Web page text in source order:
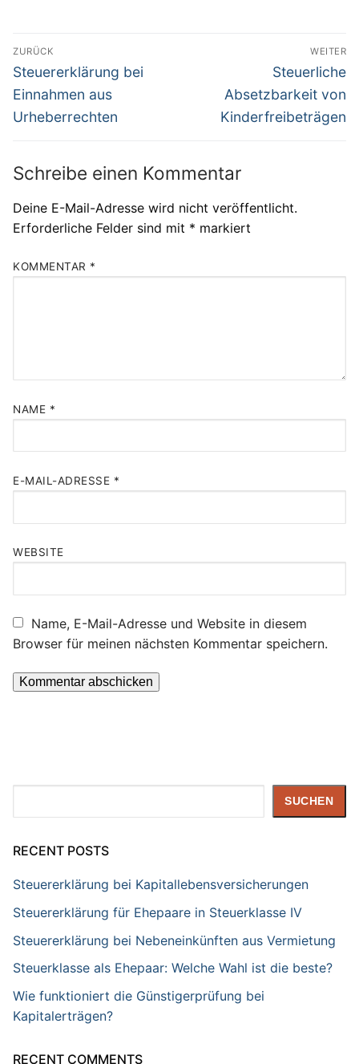
Beitragsnavigation
ZURÜCK
Vorheriger
Beitrag:
Steuererklärung bei
Einnahmen aus
Urheberrechten
WEITER
Nächster
Beitrag:
Steuerliche
Absetzbarkeit von
Kinderfreibeträgen
Schreibe einen Kommentar
Deine E-Mail-Adresse wird nicht veröffentlicht.
Erforderliche Felder sind mit * markiert
KOMMENTAR *
NAME *
E-MAIL-ADRESSE *
WEBSITE
Name, E-Mail-Adresse und Website in diesem
Browser für meinen nächsten Kommentar speichern.
SUCHEN
RECENT POSTS
Steuererklärung bei Kapitallebensversicherungen
Steuererklärung für Ehepaare in Steuerklasse IV
Steuererklärung bei Nebeneinkünften aus Vermietung
Steuerklasse als Ehepaar: Welche Wahl ist die beste?
Wie funktioniert die Günstigerprüfung bei
Kapitalerträgen?
RECENT COMMENTS